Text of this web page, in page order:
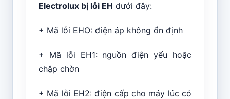
Electrolux bị lỗi EH dưới đây:
+ Mã lỗi EHO: điện áp không ổn định
+ Mã lỗi EH1: nguồn điện yếu hoặc
chập chờn
+ Mã lỗi EH2: điện cấp cho máy lúc có